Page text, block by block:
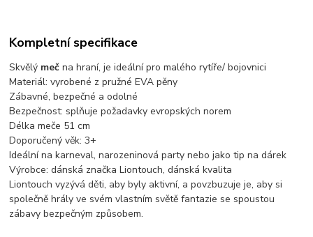
Kompletní specifikace
Skvělý meč na hraní, je ideální pro malého rytíře/ bojovnici
Materiál: vyrobené z pružné EVA pěny
Zábavné, bezpečné a odolné
Bezpečnost: splňuje požadavky evropských norem
Délka meče 51 cm
Doporučený věk: 3+
Ideální na karneval, narozeninová party nebo jako tip na dárek
Výrobce: dánská značka Liontouch, dánská kvalita
Liontouch vyzývá děti, aby byly aktivní, a povzbuzuje je, aby si
společně hrály ve svém vlastním světě fantazie se spoustou
zábavy bezpečným způsobem.